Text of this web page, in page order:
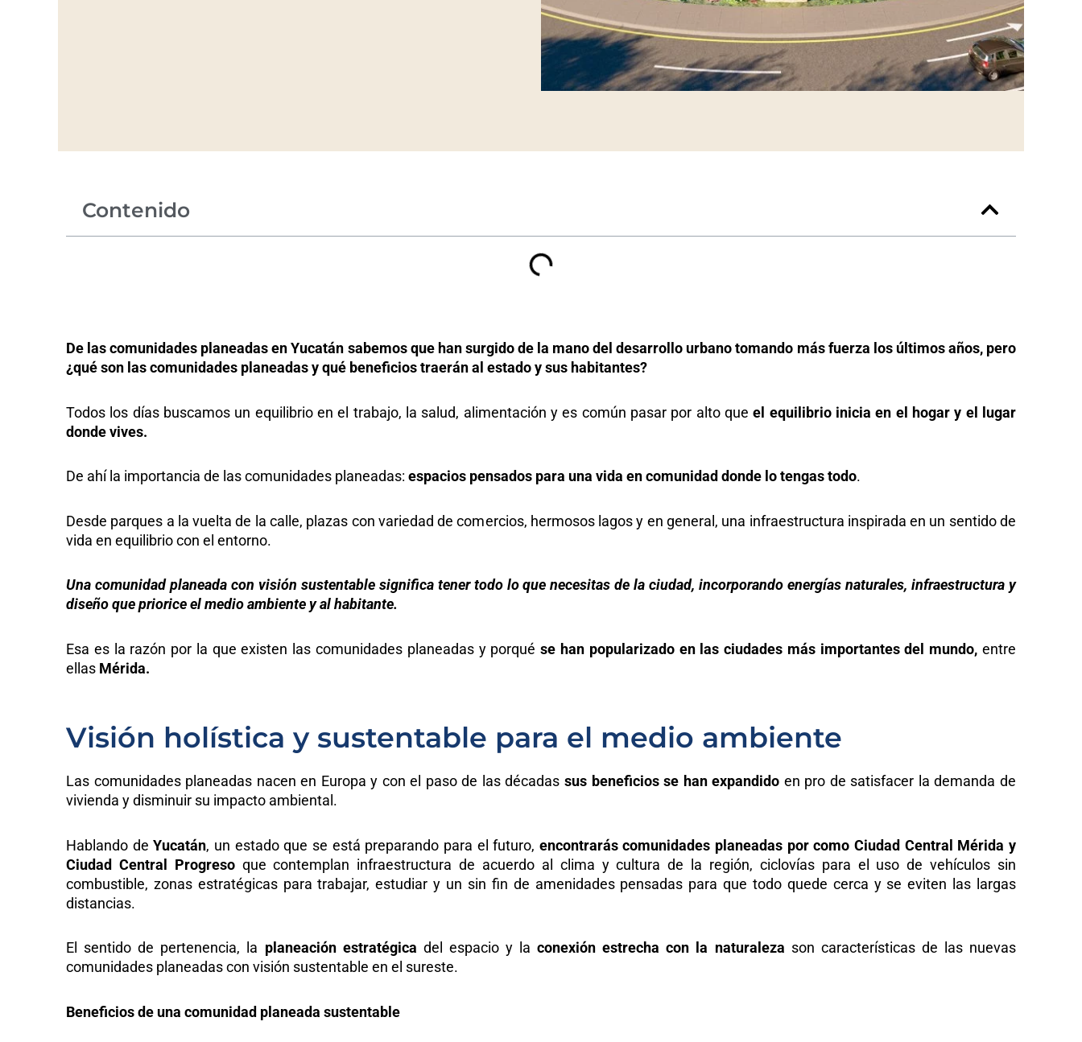
Contenido
De las comunidades planeadas en Yucatán sabemos que han surgido de la mano del desarrollo urbano tomando más fuerza los últimos años, pero
¿qué son las comunidades planeadas y qué beneficios traerán al estado y sus habitantes?
Todos los días buscamos un equilibrio en el trabajo, la salud, alimentación y es común pasar por alto queel equilibrio inicia en el hogar y el lugar
donde vives.
De ahí la importancia de las comunidades planeadas: espacios pensados para una vida en comunidad donde lo tengas todo.
Desde parques a la vuelta de la calle, plazas con variedad de comercios, hermosos lagos y en general, una infraestructura inspirada en un sentido de
vida en equilibrio con el entorno.
Una comunidad planeada con visión sustentable significa tener todo lo que necesitas de la ciudad, incorporando energías naturales, infraestructura y
diseño que priorice el medio ambiente y al habitante.
Esa es la razón por la que existen las comunidades planeadas y porquése han popularizado en las ciudades más importantes del mundo, entre
ellas Mérida.
Visión holística y sustentable para el medio ambiente
Las comunidades planeadas nacen en Europa y con el paso de las décadas sus beneficios se han expandido en pro de satisfacer la demanda de
vivienda y disminuir su impacto ambiental.
Hablando deYucatán, un estado que se está preparando para el futuro, encontrarás comunidades planeadas por como Ciudad Central Mérida y
Ciudad Central Progresoque contemplan infraestructura de acuerdo al clima y cultura de la región, ciclovías para el uso de vehículos sin
combustible, zonas estratégicas para trabajar, estudiar y un sin fin de amenidades pensadas para que todo quede cerca y se eviten las largas
distancias.
El sentido de pertenencia, la planeación estratégica del espacio y la conexión estrecha con la naturaleza son características de las nuevas
comunidades planeadas con visión sustentable en el sureste.
Beneficios de una comunidad planeada sustentable